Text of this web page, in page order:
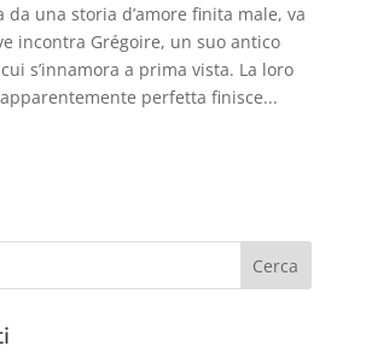
da una storia d’amore finita male, va
incontra Grégoire, un suo antico
s’innamora a prima vista. La loro
perfetta finisce...
Cerca